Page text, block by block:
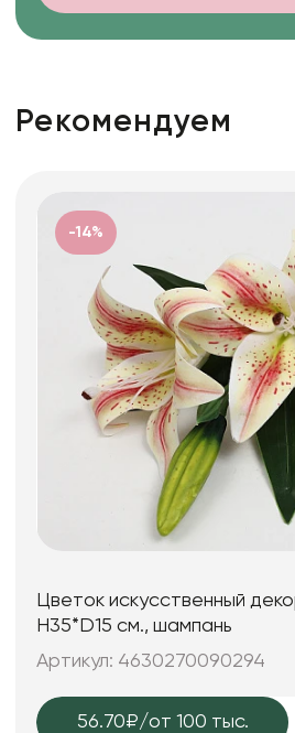
Рекомендуем
-14%
Цветок искусственный
H35*D15 см., шампань
Артикул: 4630270090294
56.70₽/от 100 тыс.